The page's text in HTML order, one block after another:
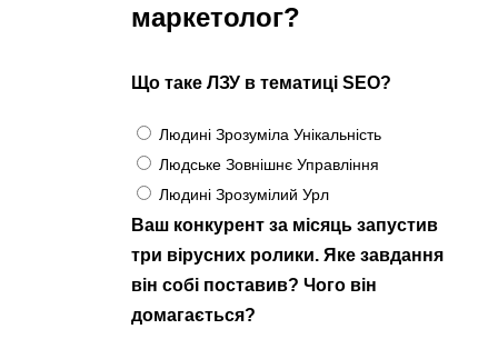
маркетолог?
Що таке ЛЗУ в тематиці SEO?
Людині Зрозуміла Унікальність
Людське Зовнішнє Управління
Людині Зрозумілий Урл
Ваш конкурент за місяць запустив
три вірусних ролики. Яке завдання
він собі поставив? Чого він
домагається?